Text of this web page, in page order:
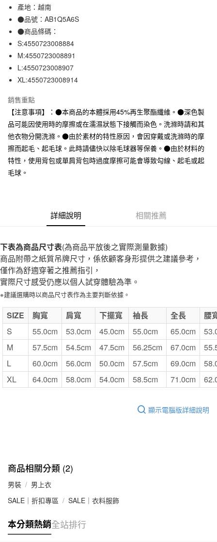
合作金庫商業銀行
華南商業銀行
上海商業儲蓄銀行
臺灣中小企業銀行
匯豐（台灣）商業銀行
聯邦商業銀行
元大商業銀行
台新國際商業銀行
台灣樂天信用卡公司
超商取貨付款
LINE Pay
Apple Pay
街口支付
悠遊付
運送方式
全家取貨付款
每筆NT$65，滿NT$1,000(含以上)免運費
付款後全家取貨
每筆NT$65，滿NT$1,000(含以上)免運費
付款後7-11取貨
每筆NT$65，滿NT$1,000(含以上)免運費
宅配
每筆NT$150，滿NT$2,000(含以上)免運費
無印良品門市自取
免運費
產地：越南
●品號：AB1Q5A6S
●商品條碼：
S:4550723008884
M:4550723008891
L:4550723008907
XL:4550723008914
銷售重點
【注意事項】：●本商品的本體採用45%再生聚酯纖維。●深色製
品可能因使用時的摩擦或在濡濕狀態下接觸而染色。洗滌時請和其
他衣物分開洗滌。●由於素材的特性原因，會因穿戴或洗滌時的摩
擦而起毛、起毛球。此時請儘快以除毛球器等保養。●由於材料的
特性，使用背包或單肩背包時過度摩擦可能會導致勾線、起毛或起
毛球。
詳細說明 相關推薦
下表為商品尺寸表(為商品平放後之實際測量數據)
商品附帶之紙質吊牌尺寸，係依顧客身形提供之建議參考，
僅作為舒適穿著之推薦指引，
實際尺寸感受仍應以個人試穿體驗為準。
※建議選購時以商品尺寸表作為主要判斷依據。
SIZE 胸寬 肩寬 下擺寬 袖長 全長
腰
S
55.0cm 53.0cm 45.0cm 55.0cm 65.0cm
M
57.5cm 54.5cm 47.5cm 56.25cm 67.0cm
L
60.0cm 56.0cm 50.0cm 57.5cm 69.0cm
XL
64.0cm 58.0cm 54.0cm 58.5cm 71.0cm
顯示電腦版詳細說明
商品相關分類 (2)
男裝
男上衣
SALE｜折扣專區
SALE｜衣料服飾
本分類熱銷全站排行